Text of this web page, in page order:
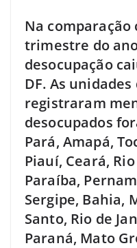
Na
trimestre do
desocupação
DF. As
registraram
desocupados
Pará, Amapá,
Piauí, Ceará,
Paraíba,
Sergipe, Bahia,
Santo, Rio de
Paraná, Mato